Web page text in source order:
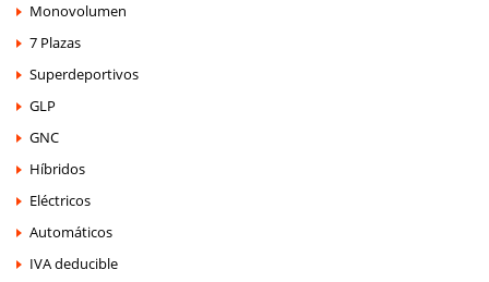
Monovolumen
7 Plazas
Superdeportivos
GLP
GNC
Híbridos
Eléctricos
Automáticos
IVA deducible